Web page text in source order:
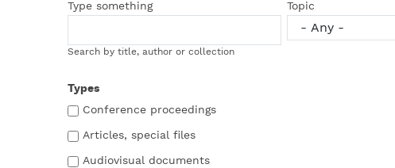
Type something
Search by title, author or collection
Topic
Types
Conference proceedings
Articles, special files
Audiovisual documents